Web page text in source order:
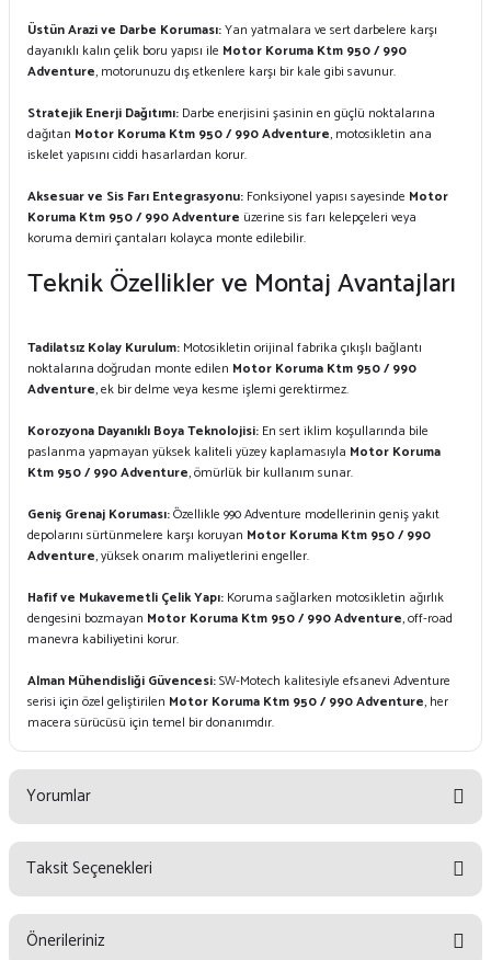
Üstün Arazi ve Darbe Koruması:Yan yatmalara ve sert darbelere karşı
dayanıklı kalın çelik boru yapısı ile Motor Koruma Ktm 950 / 990
Adventure, motorunuzu dış etkenlere karşı bir kale gibi savunur.
Stratejik Enerji Dağıtımı: Darbe enerjisini şasinin en güçlü noktalarına
dağıtan Motor Koruma Ktm 950 / 990 Adventure, motosikletin ana
iskelet yapısını ciddi hasarlardan korur.
Aksesuar ve Sis Farı Entegrasyonu: Fonksiyonel yapısı sayesinde Motor
Koruma Ktm 950 / 990 Adventure üzerine sis farı kelepçeleri veya
koruma demiri çantaları kolayca monte edilebilir.
Teknik Özellikler ve Montaj Avantajları
Tadilatsız Kolay Kurulum: Motosikletin orijinal fabrika çıkışlı bağlantı
noktalarına doğrudan monte edilen Motor Koruma Ktm 950 / 990
Adventure, ek bir delme veya kesme işlemi gerektirmez.
Korozyona Dayanıklı Boya Teknolojisi: En sert iklim koşullarında bile
paslanma yapmayan yüksek kaliteli yüzey kaplamasıyla Motor Koruma
Ktm 950 / 990 Adventure, ömürlük bir kullanım sunar.
Geniş Grenaj Koruması:Özellikle 990 Adventure modellerinin geniş yakıt
depolarını sürtünmelere karşı koruyan Motor Koruma Ktm 950 / 990
Adventure, yüksek onarım maliyetlerini engeller.
Hafif ve Mukavemetli Çelik Yapı: Koruma sağlarken motosikletin ağırlık
dengesini bozmayan Motor Koruma Ktm 950 / 990 Adventure, off-road
manevra kabiliyetini korur.
Alman Mühendisliği Güvencesi:SW-Motech kalitesiyle efsanevi Adventure
serisi için özel geliştirilen Motor Koruma Ktm 950 / 990 Adventure, her
macera sürücüsü için temel bir donanımdır.
Yorumlar
Taksit Seçenekleri
Önerileriniz